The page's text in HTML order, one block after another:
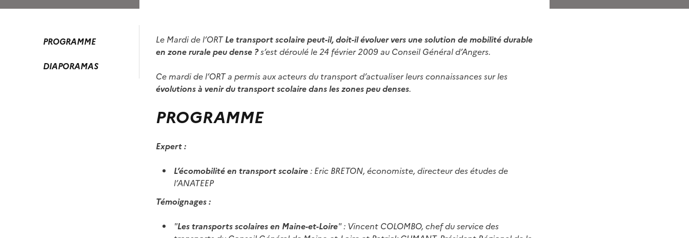
PROGRAMME
DIAPORAMAS
Le Mardi de l’ORTLe transport scolaire peut-il, doit-il évoluer vers une solution de mobilité durable
en zone rurale peu dense ?s’est déroulé le 24 février 2009 au Conseil Général d’Angers.
Ce mardi de l’ORT a permis aux acteurs du transport d’actualiser leurs connaissances sur les
évolutions à venir du transport scolaire dans les zones peu denses.
PROGRAMME
Expert :
L’écomobilité en transport scolaire: Eric BRETON, économiste, directeur des études de
l’ANATEEP
Témoignages :
"Les transports scolaires en Maine-et-Loire" : Vincent COLOMBO, chef du service des